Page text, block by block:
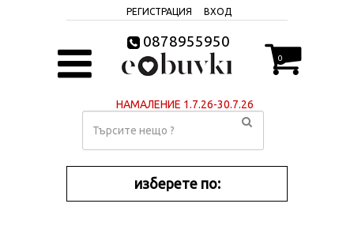
РЕГИСТРАЦИЯ ВХОД
0878955950
0
НАМАЛЕНИЕ 1.7.26-30.7.26
изберете по: